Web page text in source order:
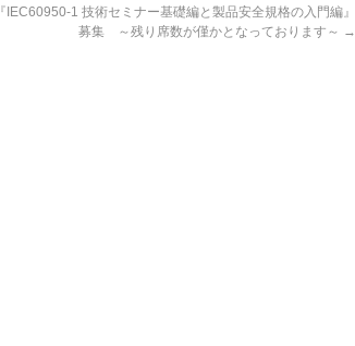
『IEC60950-1 技術セミナー基礎編と製品安全規格の入門編』
募集 ～残り席数が僅かとなっております～ →